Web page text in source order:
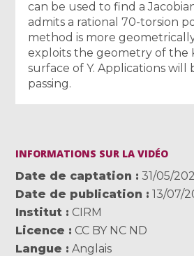
can be used to find a
admits a rational 70-torsion
method is more
exploits the geometry of the
surface of Y. Applications will
passing.
INFORMATIONS SUR LA VIDÉO
Date de captation
31/05/
Date de publication
13/07/
Institut
CIRM
Licence
CC BY NC ND
Langue
Anglais